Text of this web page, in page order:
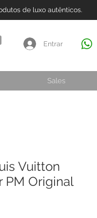
de luxo autênticos.
Entrar
Sales
Vuitton
PM Original